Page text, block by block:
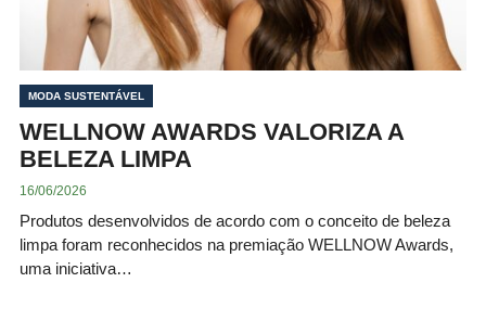
MODA SUSTENTÁVEL
WELLNOW AWARDS VALORIZA A
BELEZA LIMPA
16/06/2026
Produtos desenvolvidos de acordo com o conceito de beleza
limpa foram reconhecidos na premiação WELLNOW Awards,
uma iniciativa…